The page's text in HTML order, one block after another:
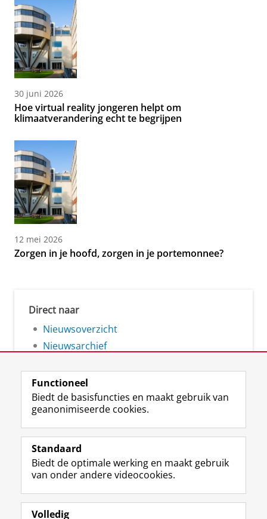
30 juni 2026
Hoe virtual reality jongeren helpt om
klimaatverandering echt te begrijpen
12 mei 2026
Zorgen in je hoofd, zorgen in je portemonnee?
Direct naar
Nieuwsoverzicht
Nieuwsarchief
Volg de RUG
F
a
e
b
o
L
i
k
e
I
R
S
-
f
e
I
n
t
r
Y
o
T
e
Studiekiezers
Alumni
Functioneel
Biedt de basisfuncties en maakt gebruik van
geanonimiseerde cookies.
Standaard
Biedt de optimale werking en maakt gebruik
van onder andere videocookies.
Volledig